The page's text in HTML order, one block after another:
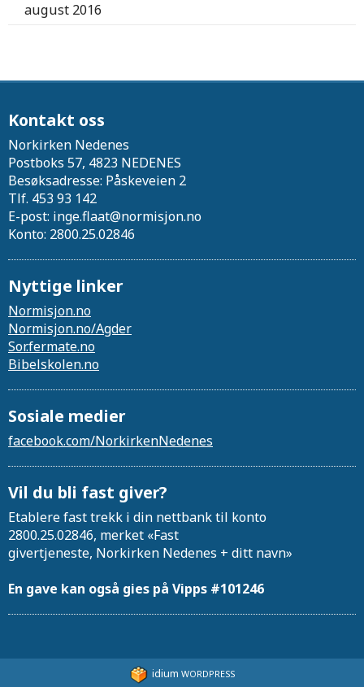
august 2016
Kontakt oss
Norkirken Nedenes
Postboks 57, 4823 NEDENES
Besøksadresse: Påskeveien 2
Tlf. 453 93 142
E-post: inge.flaat@normisjon.no
Konto: 2800.25.02846
Nyttige linker
Normisjon.no
Normisjon.no/Agder
Sor.fermate.no
Bibelskolen.no
Sosiale medier
facebook.com/NorkirkenNedenes
Vil du bli fast giver?
Etablere fast trekk i din nettbank til konto
2800.25.02846, merket «Fast
givertjeneste, Norkirken Nedenes + ditt navn»
En gave kan også gies på Vipps #101246
idium WORDPRESS